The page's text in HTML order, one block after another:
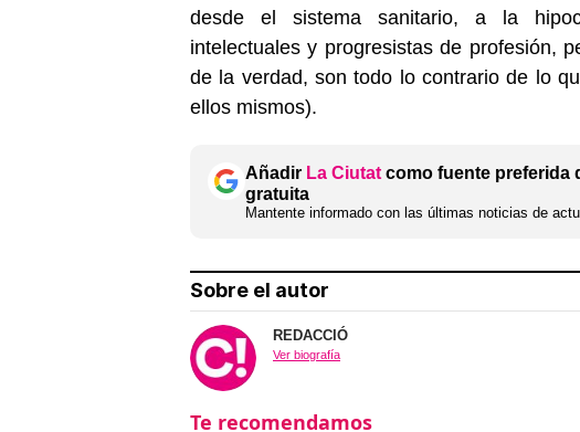
desde el sistema sanitario, a la
intelectuales y progresistas de profesión,
de la verdad, son todo lo contrario de lo
ellos mismos).
Añadir La Ciutat como fuente preferida
gratuita
Mantente informado con las últimas noticias de
Sobre el autor
REDACCIÓ
Ver biografía